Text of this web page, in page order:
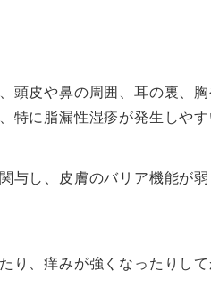
頭皮や鼻の周囲、耳の裏、
に脂漏性湿疹が発生しやす
与し、皮膚のバリア機能が
り、痒みが強くなったりし